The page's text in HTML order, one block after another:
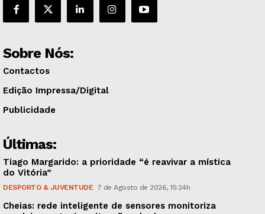
Sobre Nós:
Contactos
Edição Impressa/Digital
Publicidade
Últimas:
Tiago Margarido: a prioridade “é reavivar a mística
do Vitória”
DESPORTO & JUVENTUDE 7 de Agosto de 2026, 15:24h
Cheias: rede inteligente de sensores monitoriza